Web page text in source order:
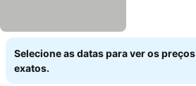
Selecione as datas para ver os preços
exatos.